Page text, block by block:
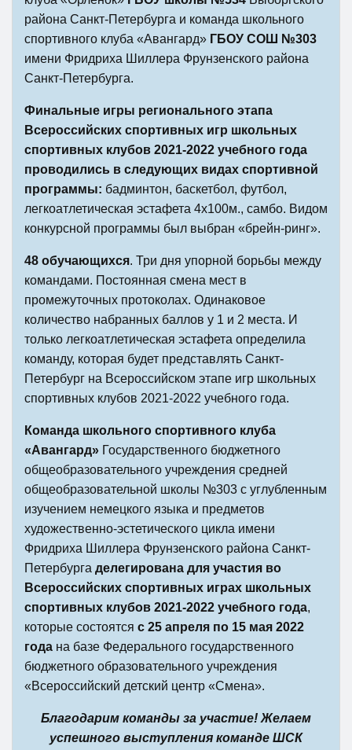
района Санкт-Петербурга и команда школьного
спортивного клуба «Авангард» ГБОУ СОШ №303
имени Фридриха Шиллера Фрунзенского района
Санкт-Петербурга.
Финальные игры регионального этапа
Всероссийских спортивных игр школьных
спортивных клубов 2021-2022 учебного года
проводились в следующих видах спортивной
программы: бадминтон, баскетбол, футбол,
легкоатлетическая эстафета 4х100м., самбо. Видом
конкурсной программы был выбран «брейн-ринг».
48 обучающихся. Три дня упорной борьбы между
командами. Постоянная смена мест в
промежуточных протоколах. Одинаковое
количество набранных баллов у 1 и 2 места. И
только легкоатлетическая эстафета определила
команду, которая будет представлять Санкт-
Петербург на Всероссийском этапе игр школьных
спортивных клубов 2021-2022 учебного года.
Команда школьного спортивного клуба
«Авангард» Государственного бюджетного
общеобразовательного учреждения средней
общеобразовательной школы №303 с углубленным
изучением немецкого языка и предметов
художественно-эстетического цикла имени
Фридриха Шиллера Фрунзенского района Санкт-
Петербурга делегирована для участия во
Всероссийских спортивных играх школьных
спортивных клубов 2021-2022 учебного года,
которые состоятся с 25 апреля по 15 мая 2022
года на базе Федерального государственного
бюджетного образовательного учреждения
«Всероссийский детский центр «Смена».
Благодарим команды за участие! Желаем
успешного выступления команде ШСК